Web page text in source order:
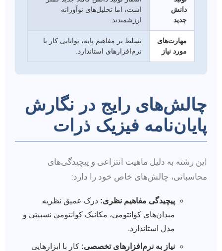
دانش
جدید
است، اما تحلیل‌های نوآورانه
ارزشمندند.
مهارت‌های
مورد نیاز
تسلط بر مفاهیم پایه، توانایی کار با
نرم‌افزارهای استاندارد.
چالش‌های رایج در نگارش
پایان‌نامه فیزیک ذرات
این رشته به دلیل ماهیت انتزاعی و پیچیدگی‌های
محاسباتی، چالش‌های خاص خود را دارد:
پیچیدگی مفاهیم نظری: درک عمیق نظریه
میدان‌های کوانتومی، مکانیک کوانتومی نسبیتی و
مدل استاندارد.
نیاز به نرم‌افزارهای تخصصی: کار با ابزارهایی